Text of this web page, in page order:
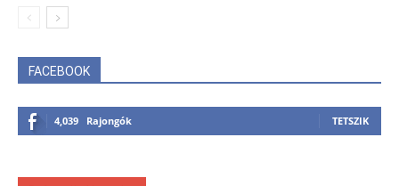
FACEBOOK
4,039 Rajongók TETSZIK